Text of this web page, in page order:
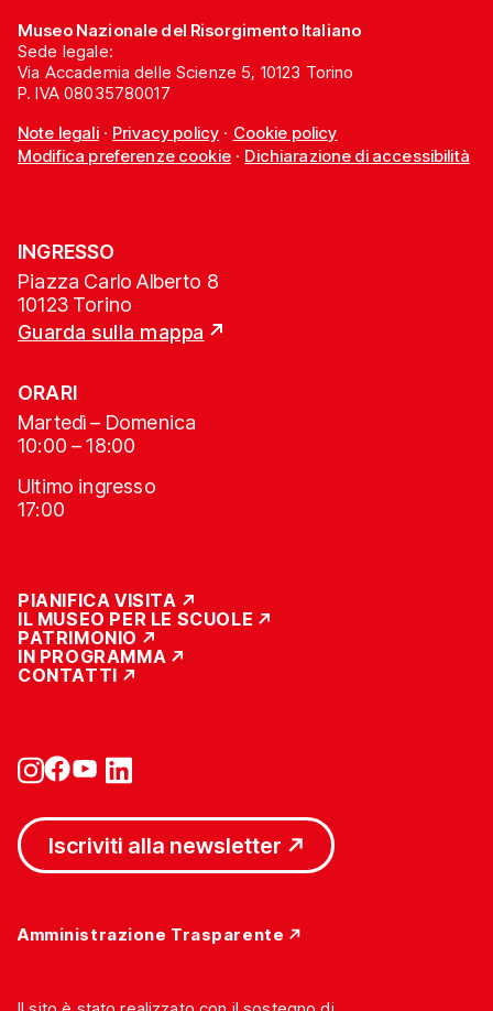
Museo Nazionale del Risorgimento Italiano
Sede legale:
Via Accademia delle Scienze 5, 10123 Torino
P. IVA 08035780017
Note legali· Privacy policy · Cookie policy
Modifica preferenze cookie· Dichiarazione di accessibilità
INGRESSO
Piazza Carlo Alberto 8
10123 Torino
Guarda sulla mappa
ORARI
Martedì – Domenica
10:00 – 18:00
Ultimo ingresso
17:00
PIANIFICA VISITA
IL MUSEO PER LE SCUOLE
PATRIMONIO
IN PROGRAMMA
CONTATTI
Iscriviti alla newsletter
Amministrazione Trasparente